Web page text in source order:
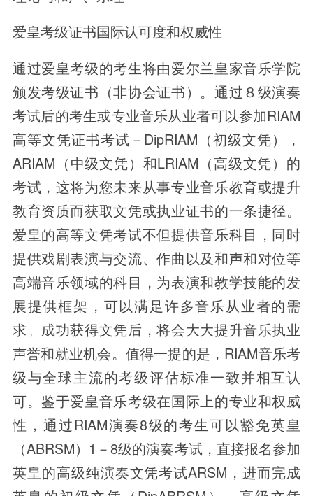
爱皇考级证书国际认可度和权威性
通过爱皇考级的考生将由爱尔兰皇家音乐学院
颁发考级证书（非协会证书）。通过８级演奏
考试后的考生或专业音乐从业者可以参加RIAM
高等文凭证书考试－DipRIAM（初级文凭），
ARIAM（中级文凭）和LRIAM（高级文凭）的
考试，这将为您未来从事专业音乐教育或提升
教育资质而获取文凭或执业证书的一条捷径。
爱皇的高等文凭考试不但提供音乐科目，同时
提供戏剧表演与交流、作曲以及和声和对位等
高端音乐领域的科目，为表演和教学技能的发
展提供框架，可以满足许多音乐从业者的需
求。成功获得文凭后，将会大大提升音乐执业
声誉和就业机会。值得一提的是，RIAM音乐考
级与全球主流的考级评估标准一致并相互认
可。鉴于爱皇音乐考级在国际上的专业和权威
性，通过RIAM演奏8级的考生可以豁免英皇
（ABRSM）1－8级的演奏考试，直接报名参加
英皇的高级纯演奏文凭考试ARSM，进而完成